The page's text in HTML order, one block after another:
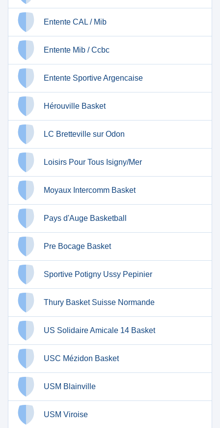
Entente CAL / Mib
Entente Mib / Ccbc
Entente Sportive Argencaise
Hérouville Basket
LC Bretteville sur Odon
Loisirs Pour Tous Isigny/Mer
Moyaux Intercomm Basket
Pays d'Auge Basketball
Pre Bocage Basket
Sportive Potigny Ussy Pepinier
Thury Basket Suisse Normande
US Solidaire Amicale 14 Basket
USC Mézidon Basket
USM Blainville
USM Viroise